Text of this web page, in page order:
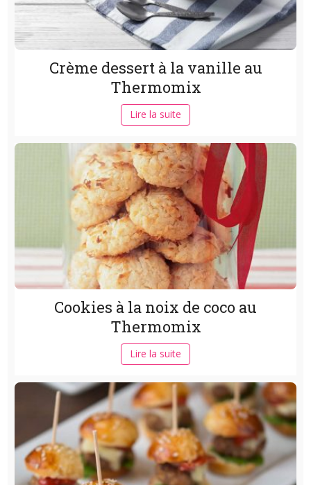
Crème dessert à la vanille au
Thermomix
Lire la suite
Cookies à la noix de coco au
Thermomix
Lire la suite